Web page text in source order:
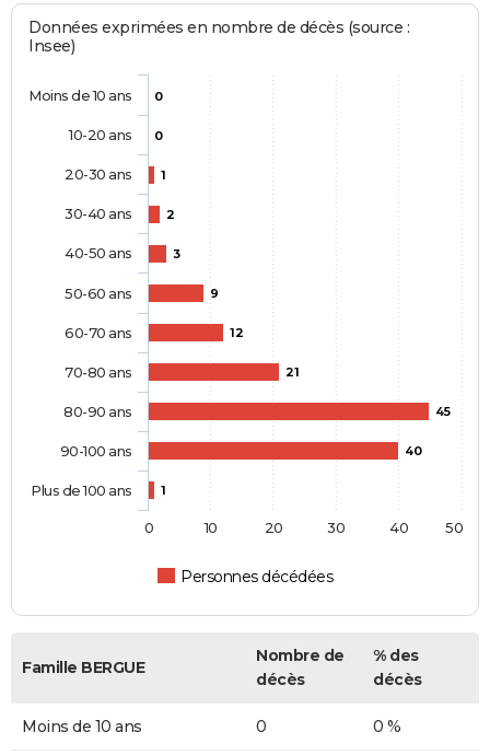
Données exprimées en nombre de décès (source :
Insee)
0
0
1
2
3
9
12
21
45
40
1
Personnes décédées
Moins de 10 ans
10-20 ans
20-30 ans
30-40 ans
40-50 ans
50-60 ans
60-70 ans
70-80 ans
80-90 ans
90-100 ans
Plus de 100 ans
0 10 20 30 40 50
Famille BERGUE
Nombre de
décès
% des
décès
Moins de 10 ans 0 0 %